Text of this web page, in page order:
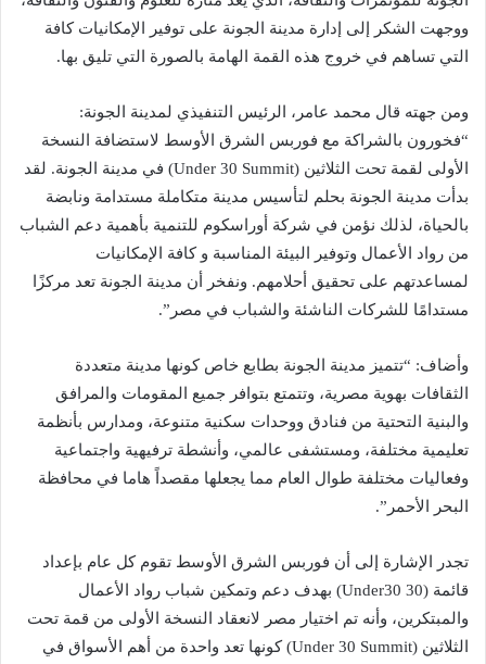
ووجهت الشكر إلى إدارة مدينة الجونة على توفير الإمكانيات كافة
التي تساهم في خروج هذه القمة الهامة بالصورة التي تليق بها.
ومن جهته قال محمد عامر، الرئيس التنفيذي لمدينة الجونة:
“فخورون بالشراكة مع فوربس الشرق الأوسط لاستضافة النسخة
الأولى لقمة تحت الثلاثين (Under 30 Summit) في مدينة الجونة. لقد
بدأت مدينة الجونة بحلم لتأسيس مدينة متكاملة مستدامة ونابضة
بالحياة، لذلك نؤمن في شركة أوراسكوم للتنمية بأهمية دعم الشباب
من رواد الأعمال وتوفير البيئة المناسبة و كافة الإمكانيات
لمساعدتهم على تحقيق أحلامهم. ونفخر أن مدينة الجونة تعد مركزًا
مستدامًا للشركات الناشئة والشباب في مصر”.
وأضاف: “تتميز مدينة الجونة بطابع خاص كونها مدينة متعددة
الثقافات بهوية مصرية، وتتمتع بتوافر جميع المقومات والمرافق
والبنية التحتية من فنادق ووحدات سكنية متنوعة، ومدارس بأنظمة
تعليمية مختلفة، ومستشفى عالمي، وأنشطة ترفيهية واجتماعية
وفعاليات مختلفة طوال العام مما يجعلها مقصداً هاما في محافظة
البحر الأحمر”.
تجدر الإشارة إلى أن فوربس الشرق الأوسط تقوم كل عام بإعداد
قائمة (30 Under30) بهدف دعم وتمكين شباب رواد الأعمال
والمبتكرين، وأنه تم اختيار مصر لانعقاد النسخة الأولى من قمة تحت
الثلاثين (Under 30 Summit) كونها تعد واحدة من أهم الأسواق في